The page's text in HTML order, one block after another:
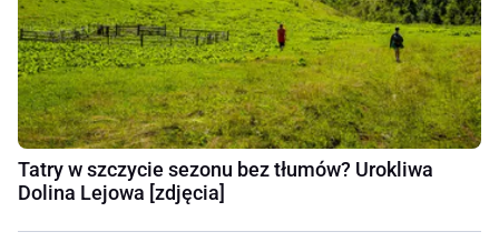
Tatry w szczycie sezonu bez tłumów? Urokliwa
Dolina Lejowa [zdjęcia]